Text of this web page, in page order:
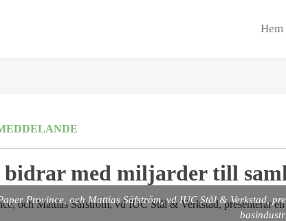
Hem
med miljarder till
Province, och Mattias Säfström, vd IUC Stål & Verkstad,